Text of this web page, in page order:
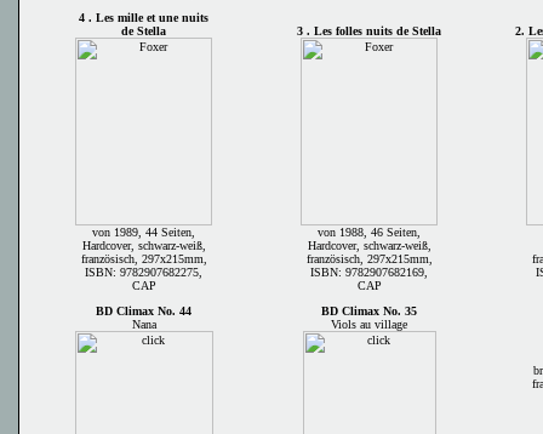
4 . Les mille et une nuits
de Stella
3 . Les folles nuits de Stella 2.
von 1989, 44 Seiten,
Hardcover, schwarz-weiß,
französisch, 297x215mm,
ISBN: 9782907682275,
CAP
von 1988, 46 Seiten,
Hardcover, schwarz-weiß,
französisch, 297x215mm,
ISBN: 9782907682169,
CAP
BD Climax No. 44
Nana
BD Climax No. 35
Viols au village